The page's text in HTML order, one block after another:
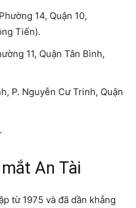
14, Quận 10,
Tiến).
11, Quận Tân Bình,
P. Nguyễn Cư Trinh, Quận
An Tài
từ 1975 và đã dần khẳng